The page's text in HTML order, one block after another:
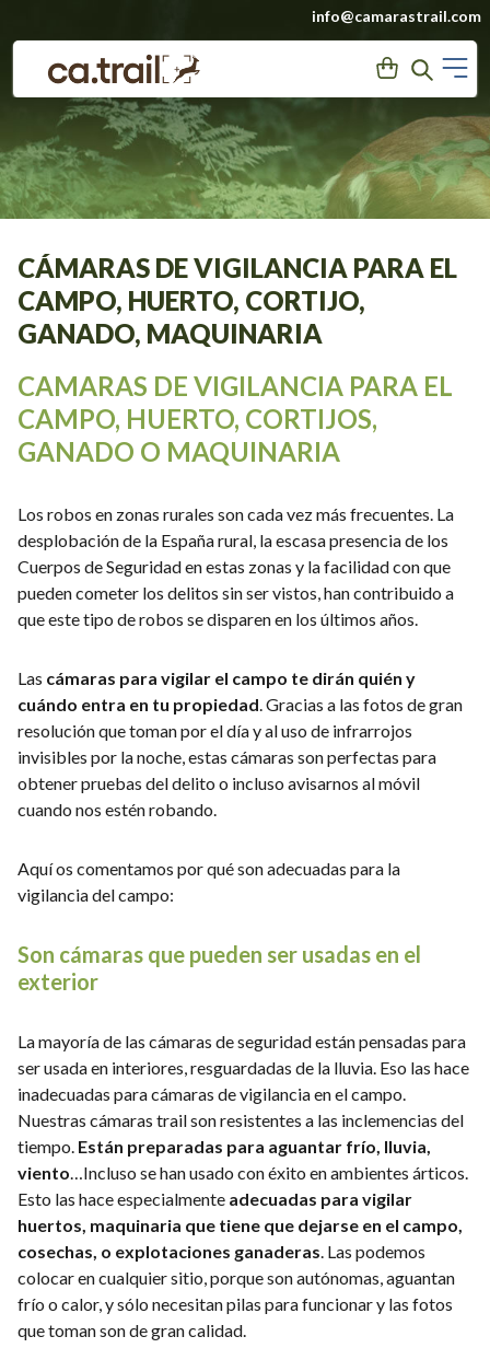
contenido
info@camarastrail.com
User Search
CÁMARAS DE VIGILANCIA PARA EL
CAMPO, HUERTO, CORTIJO,
GANADO, MAQUINARIA
CAMARAS DE VIGILANCIA PARA EL
CAMPO, HUERTO, CORTIJOS,
GANADO O MAQUINARIA
Los robos en zonas rurales son cada vez más frecuentes. La
desplobación de la España rural, la escasa presencia de los
Cuerpos de Seguridad en estas zonas y la facilidad con que
pueden cometer los delitos sin ser vistos, han contribuido a
que este tipo de robos se disparen en los últimos años.
Las cámaras para vigilar el campo te dirán quién y
cuándo entra en tu propiedad. Gracias a las fotos de gran
resolución que toman por el día y al uso de infrarrojos
invisibles por la noche, estas cámaras son perfectas para
obtener pruebas del delito o incluso avisarnos al móvil
cuando nos estén robando.
Aquí os comentamos por qué son adecuadas para la
vigilancia del campo:
Son cámaras que pueden ser usadas en el
exterior
La mayoría de las cámaras de seguridad están pensadas para
ser usada en interiores, resguardadas de la lluvia. Eso las hace
inadecuadas para cámaras de vigilancia en el campo.
Nuestras cámaras trail son resistentes a las inclemencias del
tiempo. Están preparadas para aguantar frío, lluvia,
viento…Incluso se han usado con éxito en ambientes árticos.
Esto las hace especialmente adecuadas para vigilar
huertos, maquinaria que tiene que dejarse en el campo,
cosechas, o explotaciones ganaderas. Las podemos
colocar en cualquier sitio, porque son autónomas, aguantan
frío o calor, y sólo necesitan pilas para funcionar y las fotos
que toman son de gran calidad.